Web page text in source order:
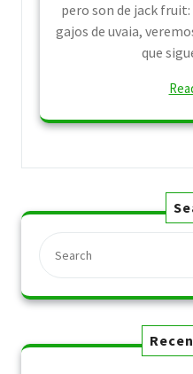
pero son de jack
gajos de uvaia,
que